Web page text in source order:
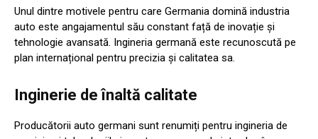
Unul dintre motivele pentru care Germania domină industria
auto este angajamentul său constant față de inovație și
tehnologie avansată. Ingineria germană este recunoscută pe
plan internațional pentru precizia și calitatea sa.
Inginerie de înaltă calitate
Producătorii auto germani sunt renumiți pentru ingineria de